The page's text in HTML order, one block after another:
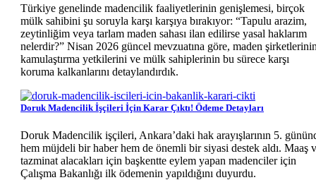
Türkiye genelinde madencilik faaliyetlerinin genişlemesi, birçok
mülk sahibini şu soruyla karşı karşıya bırakıyor: “Tapulu arazim,
zeytinliğim veya tarlam maden sahası ilan edilirse yasal haklarım
nelerdir?” Nisan 2026 güncel mevzuatına göre, maden
kamulaştırma yetkilerini ve mülk sahiplerinin bu sürece karşı
koruma kalkanlarını detaylandırdık.
Doruk Madencilik İşçileri İçin Karar Çıktı! Ödeme Detayları
Doruk Madencilik işçileri, Ankara’daki hak arayışlarının 5.
hem müjdeli bir haber hem de önemli bir siyasi destek aldı. Maaş
tazminat alacakları için başkentte eylem yapan madenciler için
Çalışma Bakanlığı ilk ödemenin yapıldığını duyurdu.